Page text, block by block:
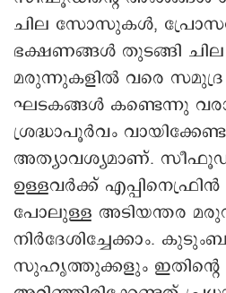
ചില സോസുകൾ,
ഭക്ഷണങ്ങൾ തുടങ്ങി
മരുന്നുകളിൽ വരെ സമുദ്ര
ഘടകങ്ങൾ കണ്ടെന്നു
ശ്രദ്ധാപൂർവം
അത്യാവശ്യമാണ്.
ഉള്ളവർക്ക്
പോലുള്ള അടിയന്തര
നിർദേശിച്ചേക്കാം.
സുഹൃത്തുക്കളും